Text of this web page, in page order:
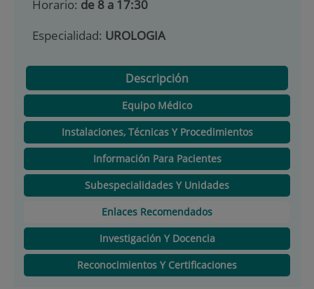
Horario: de 8 a 17:30
Especialidad: UROLOGIA
Descripción
Equipo Médico
Instalaciones, Técnicas Y Procedimientos
Información Para Pacientes
Subespecialidades Y Unidades
Enlaces Recomendados
Investigación Y Docencia
Reconocimientos Y Certificaciones